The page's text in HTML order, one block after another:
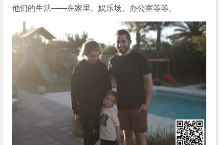
他们的生活——在家里、娱乐场、办公室等等。